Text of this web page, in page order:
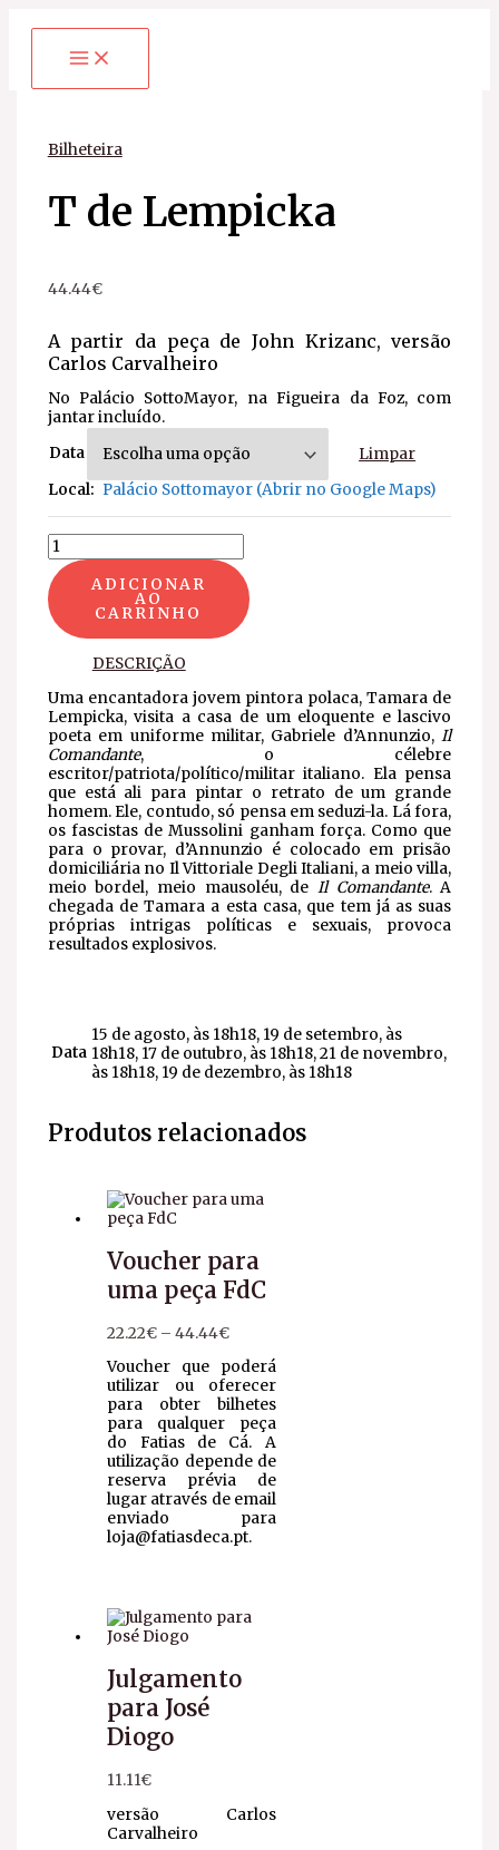
para
conteúdo
Bilheteira
T de Lempicka
44.44€
A partir da peça de John Krizanc, versão
Carlos Carvalheiro
No Palácio SottoMayor, na Figueira da Foz, com
jantar incluído.
Data
Limpar
Local: Palácio Sottomayor (Abrir no Google Maps)
de
quantidade
ADICIONAR
AO
CARRINHO
DESCRIÇÃO
Uma encantadora jovem pintora polaca, Tamara de
Lempicka, visita a casa de um eloquente e lascivo
poeta em uniforme militar, Gabriele d’Annunzio,Il
Comandante, o célebre
escritor/patriota/político/militar italiano. Ela pensa
que está ali para pintar o retrato de um grande
homem. Ele, contudo, só pensa em seduzi-la. Lá fora,
os fascistas de Mussolini ganham força. Como que
para o provar, d’Annunzio é colocado em prisão
domiciliária no Il Vittoriale Degli Italiani, a meio villa,
meio bordel, meio mausoléu, de Il Comandante. A
chegada de Tamara a esta casa, que tem já as suas
próprias intrigas políticas e sexuais, provoca
resultados explosivos.
Data
15 de agosto, às 18h18, 19 de setembro, às
18h18, 17 de outubro, às 18h18, 21 de novembro,
às 18h18, 19 de dezembro, às 18h18
Produtos relacionados
Voucher para
uma peça FdC
22.22€ – 44.44€
Voucher que poderá
utilizar ou oferecer
para obter bilhetes
para qualquer peça
do Fatias de Cá. A
utilização depende de
reserva prévia de
lugar através de email
enviado para
loja@fatiasdeca.pt.
Julgamento
para José
Diogo
11.11€
versão Carlos
Carvalheiro